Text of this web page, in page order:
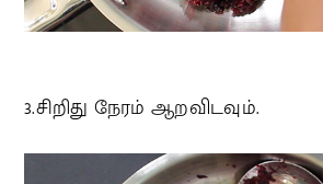
3.சிறிது நேரம் ஆறவிடவும்.